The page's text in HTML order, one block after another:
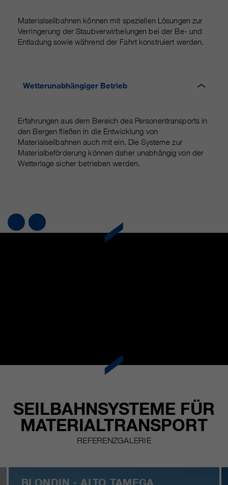
Materialseilbahnen können mit speziellen Lösungen zur
Verringerung der Staubverwirbelungen bei der Be- und
Entladung sowie während der Fahrt konstruiert werden.
Wetterunabhängiger Betrieb
Erfahrungen aus dem Bereich des Personentransports in
den Bergen fließen in die Entwicklung von
Materialseilbahnen auch mit ein. Die Systeme zur
Materialbeförderung können daher unabhängig von der
Wetterlage sicher betrieben werden.
SEILBAHNSYSTEME FÜR
MATERIALTRANSPORT
REFERENZGALERIE